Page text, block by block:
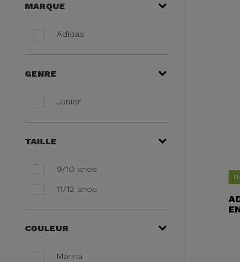
MARQUE
Adidas
GENRE
Junior
TAILLE
9/10 anos
11/12 anos
COULEUR
Marina